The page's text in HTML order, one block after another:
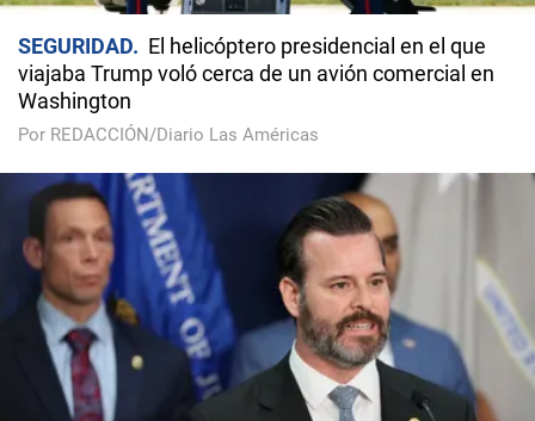
SEGURIDAD
El helicóptero presidencial en el que
viajaba Trump voló cerca de un avión comercial en
Washington
Por REDACCIÓN/Diario Las Américas